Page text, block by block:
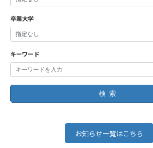
卒業大学
キーワード
検索
お知らせ一覧はこちら